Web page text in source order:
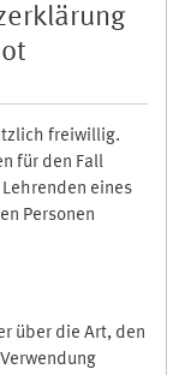
freiwillig.
für den Fall
eines
Personen
über die Art, den